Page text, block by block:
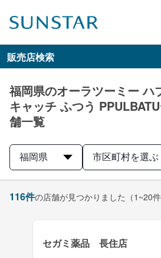
販売店検索
福岡県のオーラツーミー ハ
キャッチ ふつう
舗一覧
福岡県 市区町村を選ぶ
116件の店舗が見つかりました （1~20
セガミ薬品 長住店